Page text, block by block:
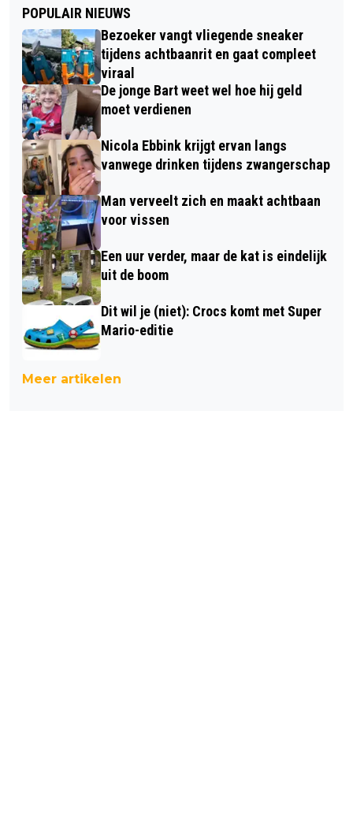
POPULAIR NIEUWS
Bezoeker vangt vliegende sneaker
tijdens achtbaanrit en gaat compleet
viraal
De jonge Bart weet wel hoe hij geld
moet verdienen
Nicola Ebbink krijgt ervan langs
vanwege drinken tijdens zwangerschap
Man verveelt zich en maakt achtbaan
voor vissen
Een uur verder, maar de kat is eindelijk
uit de boom
Dit wil je (niet): Crocs komt met Super
Mario-editie
Meer artikelen